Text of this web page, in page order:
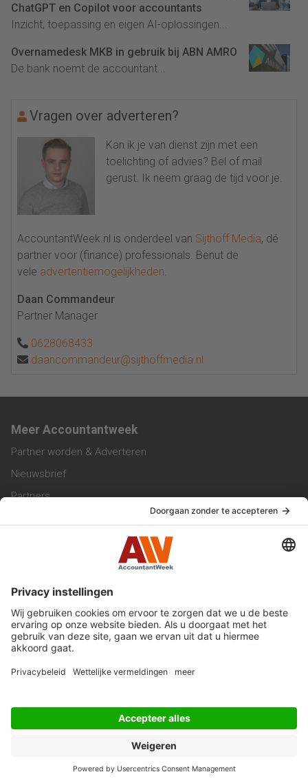
ChatGPT en Copilot voor accountants
Inzicht, toepassing en eigen AI-oplossingen...
Overnamedesk MKB in gebruik bij ABN AMRO
De bank noemt de accountant...
Vragen over adverteren?
Kan ik je van dienst zijn met een
toelichting of advies? Bel of mail
gerust. Ik neem graag de tijd voor je.
AccountantWeek.nl is onderdeel van Sijthoff Media, dé
partner voor (finance) professionals. Benut de
vele advertentiemogelijkheden.
Daan Commandeur
Partner Manager
0628068433
daancommandeur@sijthoffmedia.nl
Meer Accountantweek
Partner worden & Adverteren
Nieuwsbrief
Partners
Werken bij ons
Privacy Statement
Algemene Voorwaarden
Privacyinstellingen